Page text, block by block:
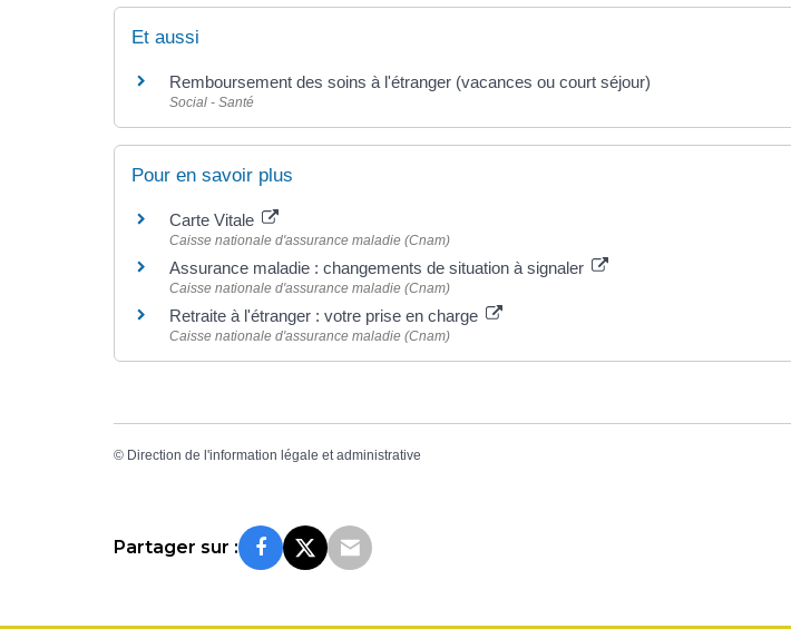
Et aussi
Remboursement des soins à l'étranger (vacances ou court séjour)
Social - Santé
Pour en savoir plus
Carte Vitale
Caisse nationale d'assurance maladie (Cnam)
Assurance maladie : changements de situation à signaler
Caisse nationale d'assurance maladie (Cnam)
Retraite à l'étranger : votre prise en charge
Caisse nationale d'assurance maladie (Cnam)
© Direction de l'information légale et administrative
Partager sur :